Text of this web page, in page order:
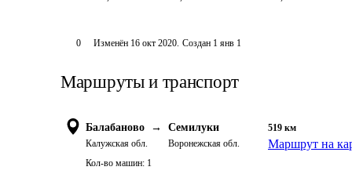
0 Изменён 16 окт 2020. Создан 1 янв 1
Маршруты и транспорт
Балабаново →
Калужская обл.
Семилуки
Воронежская обл.
519 км
Маршрут на
Кол-во машин: 1